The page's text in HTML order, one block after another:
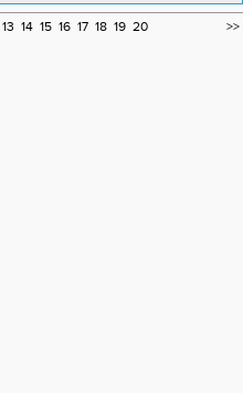
13 14 15 16 17 18 19 20 >>